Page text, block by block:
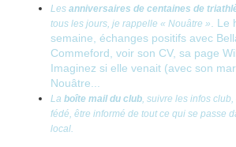
Les anniversaires de centaines de
tous les jours, je rappelle « Nouâtre »
.
semaine, échanges positifs avec
Commeford, voir son CV, sa page
Imaginez si elle venait (avec son
Nouâtre...
La boîte mail du club, suivre les infos
fédé, être informé de tout ce qui se passe
local.